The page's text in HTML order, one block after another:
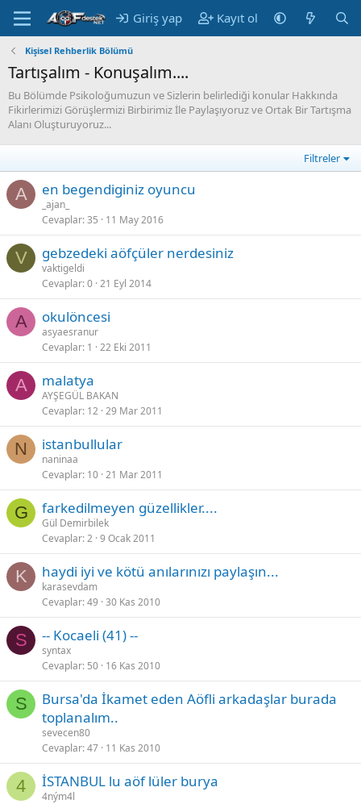
Giriş yap Kayıt ol
Kişisel Rehberlik Bölümü
Tartışalım - Konuşalım....
Bu Bölümde Psikoloğumuzun ve Sizlerin belirlediği konular Hakkında
Fikirlerimizi Görüşlermizi Birbirimiz İle Paylaşıyoruz ve Ortak Bir Tartışma
Alanı Oluşturuyoruz...
Filtreler
A en begendiginiz oyuncu
_ajan_
Cevaplar 35 11 May 2016
V gebzedeki aöfçüler nerdesiniz
vaktigeldi
Cevaplar 0 21 Eyl 2014
A okulöncesi
asyaesranur
Cevaplar 1 22 Eki 2011
A malatya
AYŞEGÜL BAKAN
Cevaplar 12 29 Mar 2011
N istanbullular
naninaa
Cevaplar 10 21 Mar 2011
G farkedilmeyen güzellikler....
Gül Demirbilek
Cevaplar 2 9 Ocak 2011
K haydi iyi ve kötü anılarınızı paylaşın...
karasevdam
Cevaplar 49 30 Kas 2010
S -- Kocaeli (41) --
syntax
Cevaplar 50 16 Kas 2010
S
Bursa'da İkamet eden Aöfli arkadaşlar burada
toplanalım..
sevecen80
Cevaplar 47 11 Kas 2010
4 İSTANBUL lu aöf lüler burya
4ným4l